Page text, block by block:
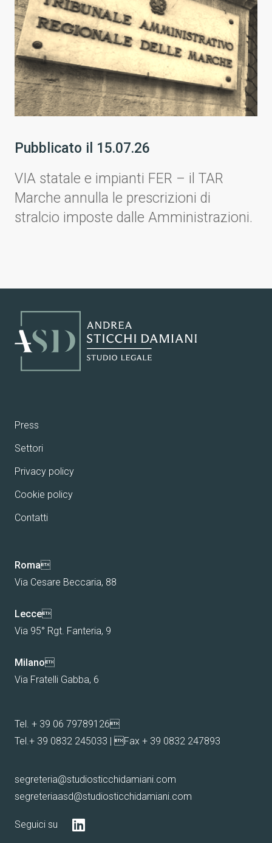
Pubblicato il 15.07.26
VIA statale e impianti FER – il TAR
Marche annulla le prescrizioni di
stralcio imposte dalle Amministrazioni.
Press
Settori
Privacy policy
Cookie policy
Contatti
Roma
Via Cesare Beccaria, 88
Lecce
Via 95° Rgt. Fanteria, 9
Milano
Via Fratelli Gabba, 6
Tel. + 39 06 79789126
Tel. + 39 0832 245033 | Fax + 39 0832 247893
segreteria@studiosticchidamiani.com
segreteriaasd@studiosticchidamiani.com
Seguici su